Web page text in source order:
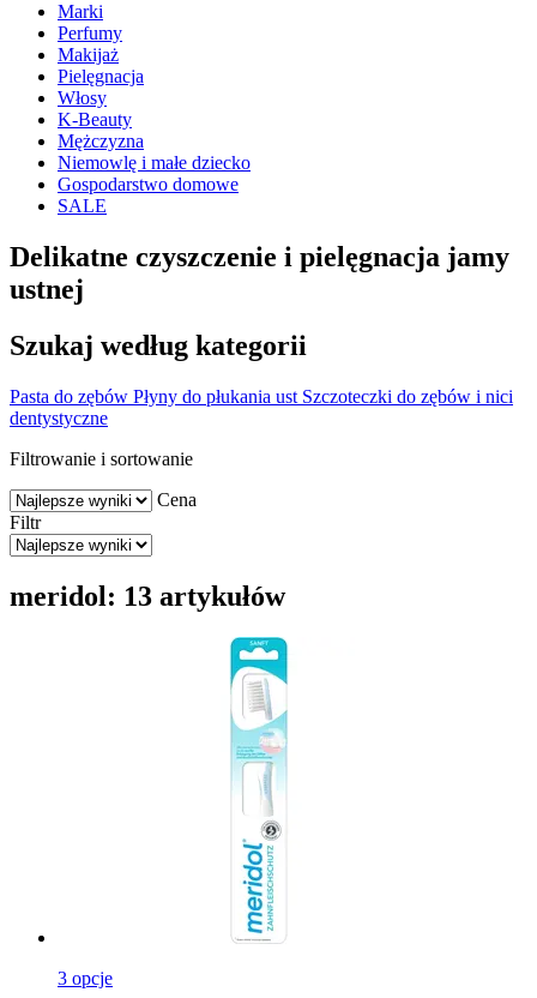
Marki
Perfumy
Makijaż
Pielęgnacja
Włosy
K-Beauty
Mężczyzna
Niemowlę i małe dziecko
Gospodarstwo domowe
SALE
Delikatne czyszczenie i pielęgnacja jamy
ustnej
Szukaj według kategorii
Pasta do zębów Płyny do płukania ust Szczoteczki do zębów i nici
dentystyczne
Filtrowanie i sortowanie
Cena
Filtr
meridol: 13 artykułów
3 opcje